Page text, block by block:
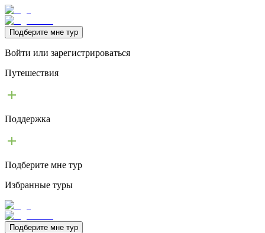
Подберите мне тур
Войти или зарегистрироваться
Путешествия
Поддержка
Подберите мне тур
Избранные туры
Подберите мне тур